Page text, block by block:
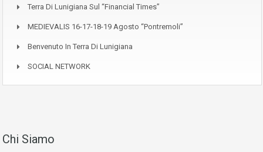
Terra Di Lunigiana Sul “Financial Times”
MEDIEVALIS 16-17-18-19 Agosto “Pontremoli”
Benvenuto In Terra Di Lunigiana
SOCIAL NETWORK
Chi Siamo